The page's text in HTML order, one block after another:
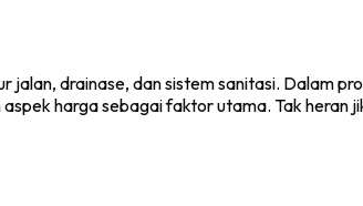
drainase, dan sistem sanitasi. Dalam
harga sebagai faktor utama. Tak heran